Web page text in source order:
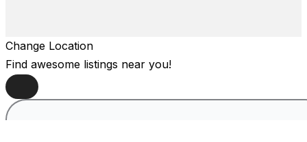
Change Location
Find awesome listings near you!
Change Location